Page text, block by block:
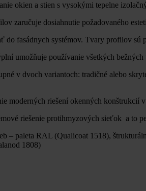
okien a stien s vysokými tepelne
zaručuje dosiahnutie požadovaného
do fasádnych systémov. Tvary profilov
umožňuje používanie všetkých
v dvoch variantoch: tradičné alebo
moderných riešení okenných
riešenie protihmyzových sieťok a to
– paleta RAL (Qualicoat 1518),
1808)